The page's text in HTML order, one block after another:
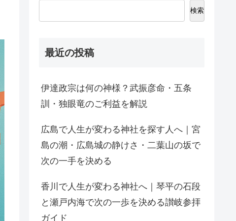
検索
最近の投稿
伊達政宗は何の神様？武振彦命・五条
訓・独眼竜のご利益を解説
広島で人生が変わる神社を探す人へ｜宮
島の潮・広島城の静けさ・二葉山の坂で
次の一手を決める
香川で人生が変わる神社へ｜琴平の石段
と瀬戸内海で次の一歩を決める讃岐参拝
ガイド